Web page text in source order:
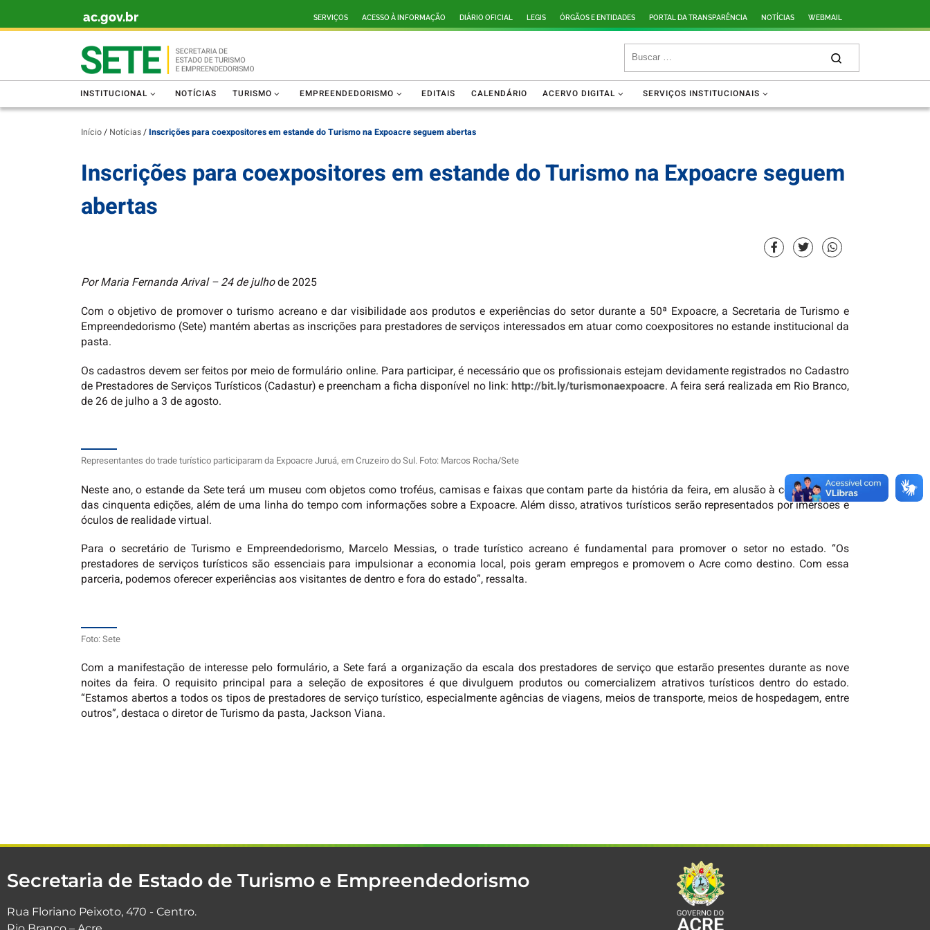
ac.gov.br SERVIÇOS ACESSO À INFORMAÇÃO DIÁRIO OFICIAL LEGIS ÓRGÃOS E ENTIDADES PORTAL DA TRANSPARÊNCIA NOTÍCIAS WEBMAIL
INSTITUCIONAL NOTÍCIAS TURISMO EMPREENDEDORISMO EDITAIS CALENDÁRIO ACERVO DIGITAL SERVIÇOS INSTITUCIONAIS
Início/ Notícias/Inscrições para coexpositores em estande do Turismo na Expoacre seguem abertas
Inscrições para coexpositores em estande do Turismo na Expoacre seguem
abertas
Por Maria Fernanda Arival – 24 de julhode 2025
Com o objetivo de promover o turismo acreano e dar visibilidade aos produtos e experiências do setor durante a 50ª Expoacre, a Secretaria de Turismo e
Empreendedorismo (Sete) mantém abertas as inscrições para prestadores de serviços interessados em atuar como coexpositores no estande institucional da
pasta.
Os cadastros devem ser feitos por meio de formulário online. Para participar, é necessário que os profissionais estejam devidamente registrados no Cadastro
de Prestadores de Serviços Turísticos (Cadastur) e preencham a ficha disponível no link: http://bit.ly/turismonaexpoacre. A feira será realizada em Rio Branco,
de 26 de julho a 3 de agosto.
Representantes do trade turístico participaram da Expoacre Juruá, em Cruzeiro do Sul. Foto: Marcos Rocha/Sete
Neste ano, o estande da Sete terá um museu com objetos como troféus, camisas e faixas que contam parte da história da feira, em alusão à comemoração
das cinquenta edições, além de uma linha do tempo com informações sobre a Expoacre. Além disso, atrativos turísticos serão representados por imersões e
óculos de realidade virtual.
Para o secretário de Turismo e Empreendedorismo, Marcelo Messias, o trade turístico acreano é fundamental para promover o setor no estado. “Os
prestadores de serviços turísticos são essenciais para impulsionar a economia local, pois geram empregos e promovem o Acre como destino. Com essa
parceria, podemos oferecer experiências aos visitantes de dentro e fora do estado”, ressalta.
Foto: Sete
Com a manifestação de interesse pelo formulário, a Sete fará a organização da escala dos prestadores de serviço que estarão presentes durante as nove
noites da feira. O requisito principal para a seleção de expositores é que divulguem produtos ou comercializem atrativos turísticos dentro do estado.
“Estamos abertos a todos os tipos de prestadores de serviço turístico, especialmente agências de viagens, meios de transporte, meios de hospedagem, entre
outros”, destaca o diretor de Turismo da pasta, Jackson Viana.
Secretaria de Estado de Turismo e Empreendedorismo
Rua Floriano Peixoto, 470 - Centro.